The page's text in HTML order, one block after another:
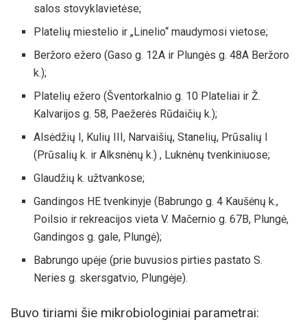
salos stovyklavietėse;
Platelių miestelio ir „Linelio“ maudymosi vietose;
Beržoro ežero (Gaso g. 12A ir Plungės g. 48A Beržoro
k.);
Platelių ežero (Šventorkalnio g. 10 Plateliai ir Ž.
Kalvarijos g. 58, Paežerės Rūdaičių k.);
Alsėdžių I, Kulių III, Narvaišių, Stanelių, Prūsalių I
(Prūsalių k. ir Alksnėnų k.) , Luknėnų tvenkiniuose;
Glaudžių k. užtvankose;
Gandingos HE tvenkinyje (Babrungo g. 4 Kaušėnų k.,
Poilsio ir rekreacijos vieta V. Mačernio g. 67B, Plungė,
Gandingos g. gale, Plungė);
Babrungo upėje (prie buvusios pirties pastato S.
Neries g. skersgatvio, Plungėje).
Buvo tiriami šie mikrobiologiniai parametrai: